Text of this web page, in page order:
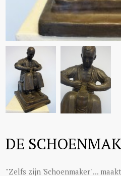
DE
"Zelfs zijn 'Schoenmaker' ...